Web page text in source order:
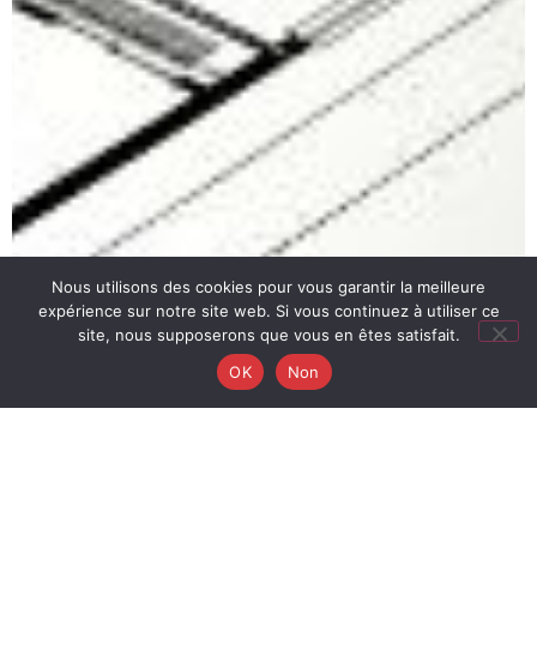
Nous utilisons des cookies pour vous garantir la meilleure
expérience sur notre site web. Si vous continuez à utiliser ce
site, nous supposerons que vous en êtes satisfait.
OK
Non